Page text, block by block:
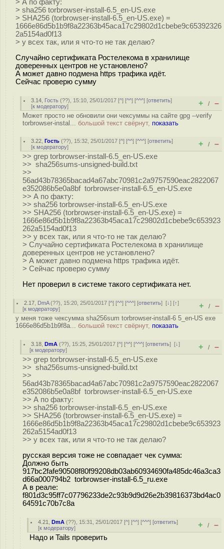
> А по факту:
> sha256 torbrowser-install-6.5_en-US.exe
> SHA256 (torbrowser-install-6.5_en-US.exe) =
1666e86d5b1b9f8a22363b45aca17c29802d1cbebe9c65392326
2a5154ad0f13
> у всех так, или я что-то не так делаю?
Случайно сертификата Ростелекома в хранилище
доверенных центров не установлено?
А может давно подмена https трафика идёт.
Сейчас проверю сумму
3.14 Гость (??), 15:10, 25/01/2017 [^] [^^] [^^^] [ответить]
[к модератору] + / –
Может просто не обновили они чексуммы на сайте gpg --verify
torbrowser-instal... большой текст свёрнут, показать
3.22 ,Гость (??), 15:32, 25/01/2017 [^] [^^] [^^^] [ответить]
[к модератору] + / –
>> grep torbrowser-install-6.5_en-US.exe
>> sha256sums-unsigned-build.txt
>>
56ad43b78365bacad4a67abc70981c2a9757590eac2822067
e352086b5e0a8bf torbrowser-install-6.5_en-US.exe
>> А по факту:
>> sha256 torbrowser-install-6.5_en-US.exe
>> SHA256 (torbrowser-install-6.5_en-US.exe) =
1666e86d5b1b9f8a22363b45aca17c29802d1cbebe9c653923
262a5154ad0f13
>> у всех так, или я что-то не так делаю?
> Случайно сертификата Ростелекома в хранилище
доверенных центров не установлено?
> А может давно подмена https трафика идёт.
> Сейчас проверю сумму
Нет проверил в системе такого сертификата нет.
2.17 DmA(??), 15:20, 25/01/2017 [^] [^^] [^^^] [ответить][↓] [↑]
[к модератору] + / –
у меня тоже чексумма sha256sum torbrowser-install-6 5_en-US exe
1666e86d5b1b9f8a... большой текст свёрнут, показать
3.18 ,DmA (??), 15:25, 25/01/2017 [^] [^^] [^^^] [ответить][↓]
[к модератору] + / –
>> grep torbrowser-install-6.5_en-US.exe
>> sha256sums-unsigned-build.txt
>>
56ad43b78365bacad4a67abc70981c2a9757590eac2822067
e352086b5e0a8bf torbrowser-install-6.5_en-US.exe
>> А по факту:
>> sha256 torbrowser-install-6.5_en-US.exe
>> SHA256 (torbrowser-install-6.5_en-US.exe) =
1666e86d5b1b9f8a22363b45aca17c29802d1cbebe9c653923
262a5154ad0f13
>> у всех так, или я что-то не так делаю?
русская версия тоже не совпадает чек сумма:
Должно быть
917bc2fafe90508f80f99208db03ab60934690fa485dc46a3ca3
d66a000794b2 torbrowser-install-6.5_ru.exe
А в реале:
f801d3c95ff7c07796233de2c93b9d9d26e2b39816373bd4ac0
64591c70b7c8a
4.21 ,DmA (??), 15:31, 25/01/2017 [^] [^^] [^^^] [ответить]
[к модератору] + / –
Надо и Tails проверить